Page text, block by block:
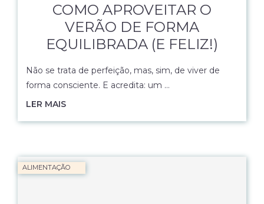
COMO APROVEITAR O
VERÃO DE FORMA
EQUILIBRADA (E FELIZ!)
Não se trata de perfeição, mas, sim, de viver de
forma consciente. E acredita: um …
LER MAIS
ALIMENTAÇÃO